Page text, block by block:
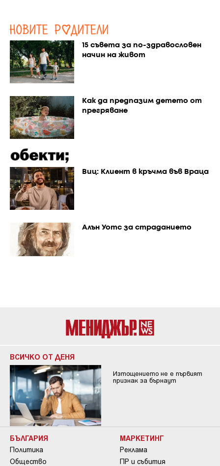
15 съвета за по-здравословен
начин на живот
Как да предпазим детето от
прегряване
Виц: Клиент в кръчма във Враца
Алън Уотс за страданието
ВСИЧКО ОТ ДЕНЯ
Изтощението не е първият
признак за бърнаут
БЪЛГАРИЯ
Политика
Общество
МАРКЕТИНГ
Реклама
ПР и събития